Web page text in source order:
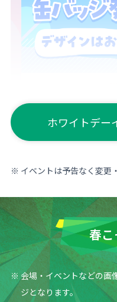
クラブ対抗
ホワイトデー
イベントは予告なく変更
春
会場・イベントなどの画
ジとなります。